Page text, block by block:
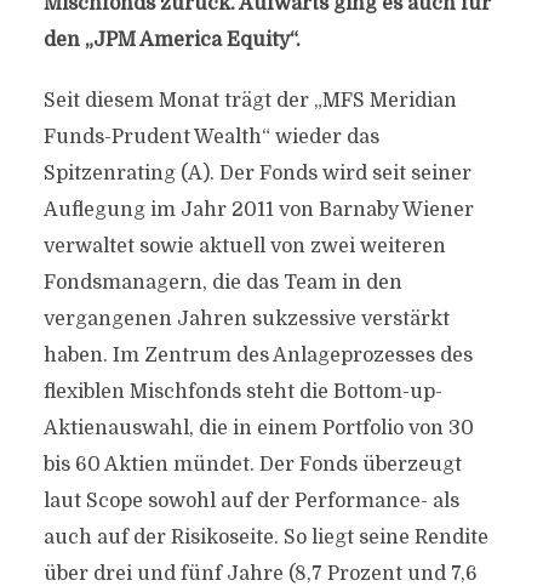
den „JPM America Equity“.
Seit diesem Monat trägt der „MFS Meridian
Funds-Prudent Wealth“ wieder das
Spitzenrating (A). Der Fonds wird seit seiner
Auflegung im Jahr 2011 von Barnaby Wiener
verwaltet sowie aktuell von zwei weiteren
Fondsmanagern, die das Team in den
vergangenen Jahren sukzessive verstärkt
haben. Im Zentrum des Anlageprozesses des
flexiblen Mischfonds steht die Bottom-up-
Aktienauswahl, die in einem Portfolio von 30
bis 60 Aktien mündet. Der Fonds überzeugt
laut Scope sowohl auf der Performance- als
auch auf der Risikoseite. So liegt seine Rendite
über drei und fünf Jahre (8,7 Prozent und 7,6